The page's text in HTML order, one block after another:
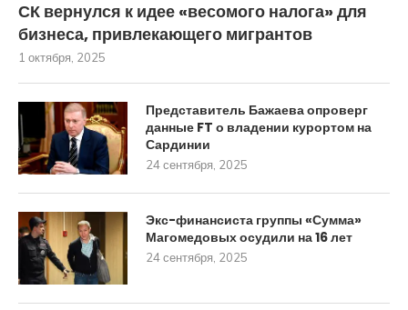
СК вернулся к идее «весомого налога» для
бизнеса, привлекающего мигрантов
1 октября, 2025
Представитель Бажаева опроверг
данные FT о владении курортом на
Сардинии
24 сентября, 2025
Экс-финансиста группы «Сумма»
Магомедовых осудили на 16 лет
24 сентября, 2025